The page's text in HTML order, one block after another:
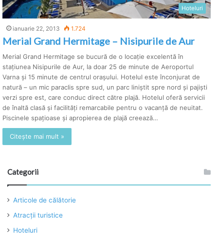
Hoteluri
ianuarie 22, 2013 1.724
Merial Grand Hermitage – Nisipurile de Aur
Merial Grand Hermitage se bucură de o locație excelentă în
stațiunea Nisipurile de Aur, la doar 25 de minute de Aeroportul
Varna și 15 minute de centrul orașului. Hotelul este înconjurat de
natură – un mic paraclis spre sud, un parc liniștit spre nord și pajiști
verzi spre est, care conduc direct către plajă. Hotelul oferă servicii
de înaltă clasă și facilități remarcabile pentru o vacanță de neuitat.
Piscinele spațioase și apropierea de plajă creează…
Citește mai mult »
Categorii
Articole de călătorie
Atracţii turistice
Hoteluri